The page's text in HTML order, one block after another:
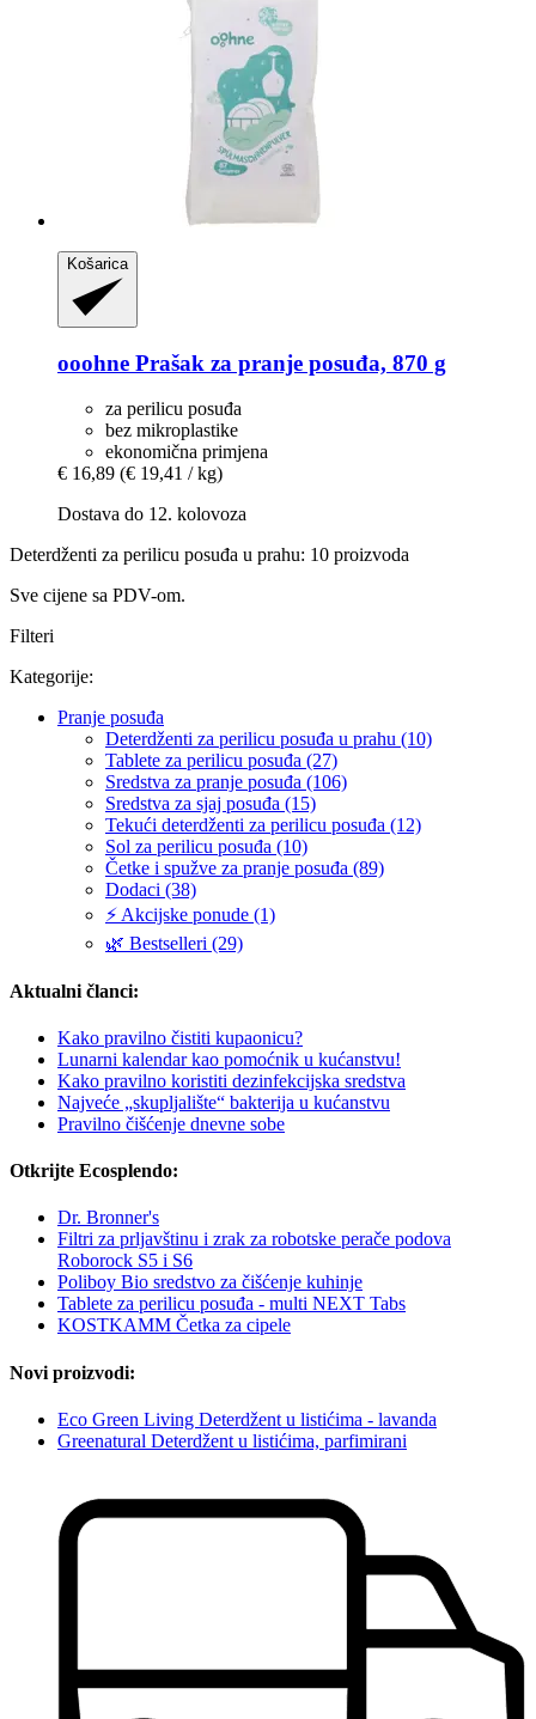
Košarica
ooohne Prašak za pranje posuđa, 870 g
za perilicu posuđa
bez mikroplastike
ekonomična primjena
€ 16,89 (€ 19,41 / kg)
Dostava do 12. kolovoza
Deterdženti za perilicu posuđa u prahu: 10 proizvoda
Sve cijene sa PDV-om.
Filteri
Kategorije:
Pranje posuđa
Deterdženti za perilicu posuđa u prahu (10)
Tablete za perilicu posuđa (27)
Sredstva za pranje posuđa (106)
Sredstva za sjaj posuđa (15)
Tekući deterdženti za perilicu posuđa (12)
Sol za perilicu posuđa (10)
Četke i spužve za pranje posuđa (89)
Dodaci (38)
⚡ Akcijske ponude (1)
🌿 Bestselleri (29)
Aktualni članci:
Kako pravilno čistiti kupaonicu?
Lunarni kalendar kao pomoćnik u kućanstvu!
Kako pravilno koristiti dezinfekcijska sredstva
Najveće „skupljalište“ bakterija u kućanstvu
Pravilno čišćenje dnevne sobe
Otkrijte Ecosplendo:
Dr. Bronner's
Filtri za prljavštinu i zrak za robotske perače podova
Roborock S5 i S6
Poliboy Bio sredstvo za čišćenje kuhinje
Tablete za perilicu posuđa - multi NEXT Tabs
KOSTKAMM Četka za cipele
Novi proizvodi:
Eco Green Living Deterdžent u listićima - lavanda
Greenatural Deterdžent u listićima, parfimirani